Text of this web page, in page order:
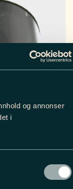
og annonser
i
// PREMIUM